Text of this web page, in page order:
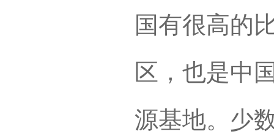
国有很高的
区，也是中
源基地。少